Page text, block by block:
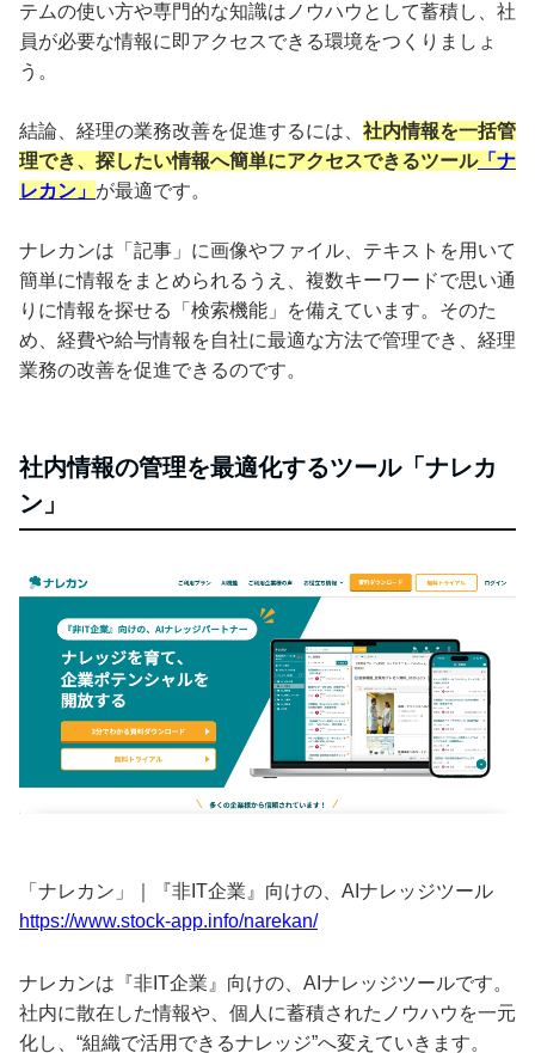
テムの使い方や専門的な知識はノウハウとして蓄積し、社
員が必要な情報に即アクセスできる環境をつくりましょ
う。
結論、経理の業務改善を促進するには、 社内情報を一括管
理でき、探したい情報へ簡単にアクセスできるツール「ナ
レカン」 が最適です。
ナレカンは「記事」に画像やファイル、テキストを用いて
簡単に情報をまとめられるうえ、複数キーワードで思い通
りに情報を探せる「検索機能」を備えています。そのた
め、経費や給与情報を自社に最適な方法で管理でき、経理
業務の改善を促進できるのです。
社内情報の管理を最適化するツール「ナレカ
ン」
「ナレカン」｜『非IT企業』向けの、AIナレッジツール
https://www.stock-app.info/narekan/
ナレカンは『非IT企業』向けの、AIナレッジツールです。
社内に散在した情報や、個人に蓄積されたノウハウを一元
化し、“組織で活用できるナレッジ”へ変えていきます。